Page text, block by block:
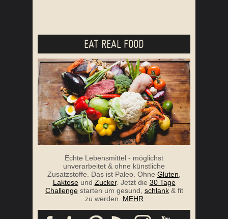
EAT REAL FOOD
Echte Lebensmittel - möglichst
unverarbeitet & ohne künstliche
Zusatzstoffe. Das ist Paleo. Ohne Gluten
Laktoseund Zucker. Jetzt die 30 Tage
Challengestarten um gesund, schlank& fit
zu werden. MEHR